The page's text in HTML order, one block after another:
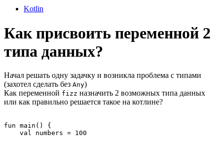
Kotlin
Как присвоить переменной 2
типа данных?
Начал решать одну задачку и возникла проблема с типами
(захотел сделать без Any)
Как переменной fizz назначить 2 возможных типа данных
или как правильно решается такое на котлине?
fun main() {
    val numbers = 100